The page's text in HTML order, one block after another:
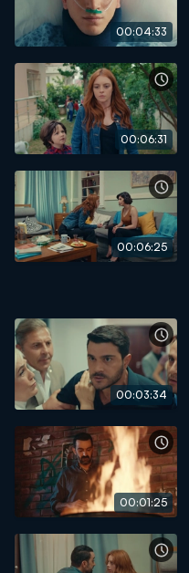
00:04:33
00:06:31
00:06:25
00:03:34
00:01:25